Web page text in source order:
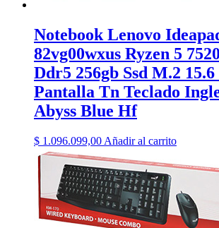
Notebook Lenovo
82vg00wxus Ryzen 5
Ddr5 256gb Ssd M.2
Pantalla Tn Teclado
Abyss Blue Hf
$ 1.096.099,00 Añadir al carrito